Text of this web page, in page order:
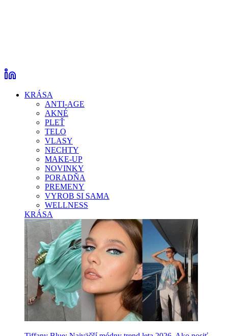
KRÁSA
ANTI-AGE
AKNÉ
PLEŤ
TELO
VLASY
NECHTY
MAKE-UP
NOVINKY
PORADŇA
PREMENY
VYROB SI SAMA
WELLNESS
KRÁSA